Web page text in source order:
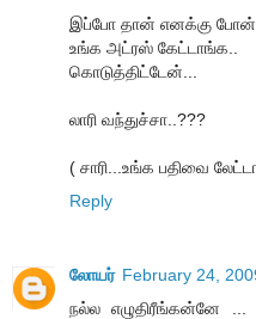
இப்போ தான் எனக்கு போன்
உங்க அட்ரஸ் கேட்டாங்க..
கொடுத்திட்டேன்...
லாரி வந்துச்சா..???
( சாரி...உங்க பதிவை
Reply
லோயர் February 24,
நல்ல எழுதிரீங்கன்னே ...